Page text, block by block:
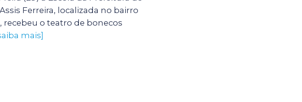
Ferreira, localizada no bairro
recebeu o teatro de bonecos
mais]